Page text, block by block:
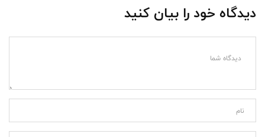
دیدگاه خود را بیان کنید